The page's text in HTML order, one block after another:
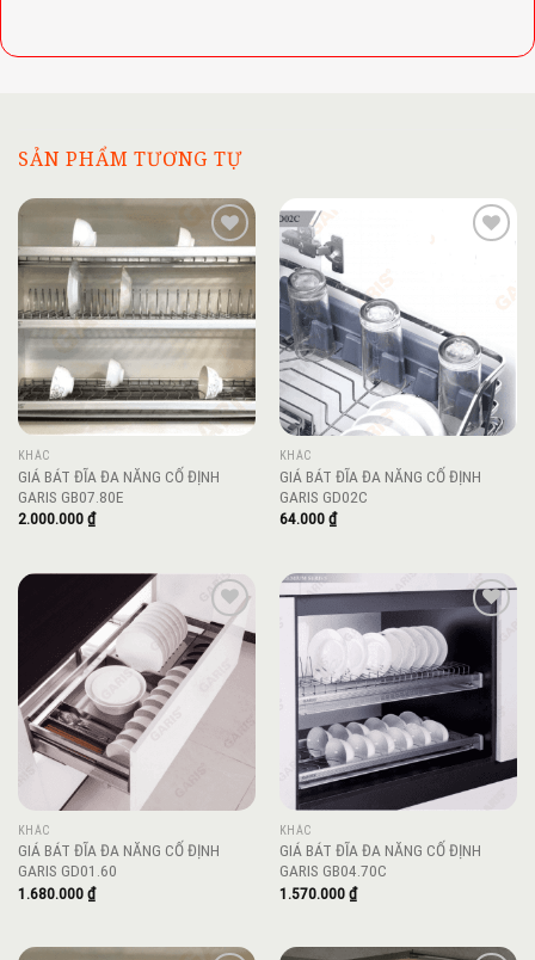
SẢN PHẨM TƯƠNG TỰ
Add to
wishlist
KHÁC
GIÁ BÁT ĐĨA ĐA NĂNG CỐ ĐỊNH
GARIS GB07.80E
2.000.000₫
KHÁC
GIÁ BÁT ĐĨA ĐA NĂNG CỐ ĐỊNH
GARIS GD02C
64.000₫
Add to
wishlist
KHÁC
GIÁ BÁT ĐĨA ĐA NĂNG CỐ ĐỊNH
GARIS GD01.60
1.680.000₫
KHÁC
GIÁ BÁT ĐĨA ĐA NĂNG CỐ ĐỊNH
GARIS GB04.70C
1.570.000₫